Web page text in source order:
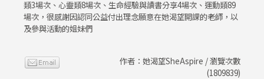
類3場次、心靈類8場次、生命經驗與讀書分享4場次、運動類89
場次，很感謝因認同公益付出理念願意在她渴望開課的老師，以
及參與活動的姐妹們
作者：她渴望SheAspire / 瀏覽次數
(1809839)